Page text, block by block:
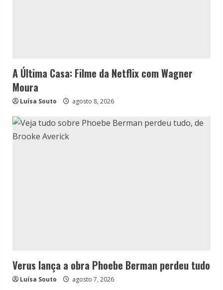
A Última Casa: Filme da Netflix com Wagner
Moura
Luísa Souto agosto 8, 2026
Verus lança a obra Phoebe Berman perdeu tudo
Luísa Souto agosto 7, 2026